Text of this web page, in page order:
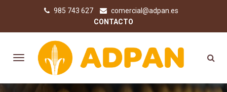
985 743 627
comercial@adpan.es
CONTACTO